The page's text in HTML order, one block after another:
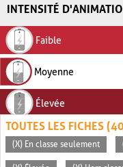
INTENSITÉ
Faible
Moyenne
Élevée
TOUTES LES FICHES
(X) En classe seulement